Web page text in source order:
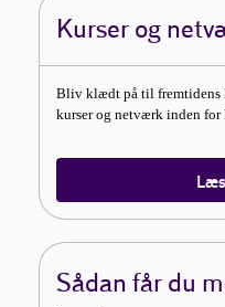
Kurser og
Bliv klædt på til fremtidens
kurser og netværk inden for
Sådan får du